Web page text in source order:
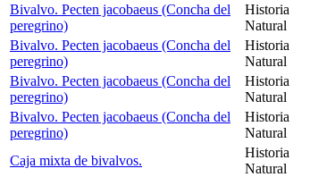
Bivalvo. Pecten jacobaeus (Concha del
peregrino)
Historia
Natural
Bivalvo. Pecten jacobaeus (Concha del
peregrino)
Historia
Natural
Bivalvo. Pecten jacobaeus (Concha del
peregrino)
Historia
Natural
Bivalvo. Pecten jacobaeus (Concha del
peregrino)
Historia
Natural
Caja mixta de bivalvos.
Historia
Natural